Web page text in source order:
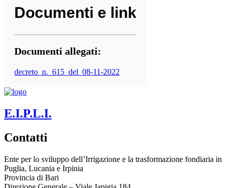
Documenti e link
Documenti allegati:
decreto_n._615_del_08-11-2022
E.I.P.L.I.
Contatti
Ente per lo sviluppo dell’Irrigazione e la trasformazione fondiaria in
Puglia, Lucania e Irpinia
Provincia di Bari